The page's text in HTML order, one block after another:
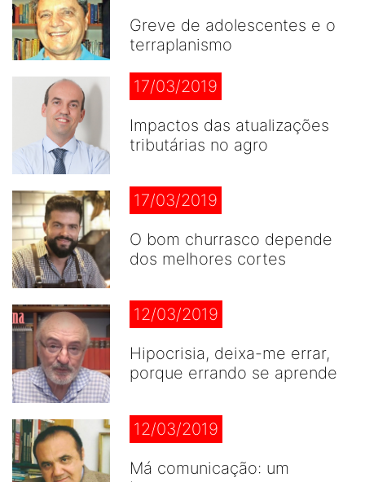
Greve de adolescentes e o
terraplanismo
17/03/2019
Impactos das atualizações
tributárias no agro
17/03/2019
O bom churrasco depende
dos melhores cortes
12/03/2019
Hipocrisia, deixa-me errar,
porque errando se aprende
12/03/2019
Má comunicação: um